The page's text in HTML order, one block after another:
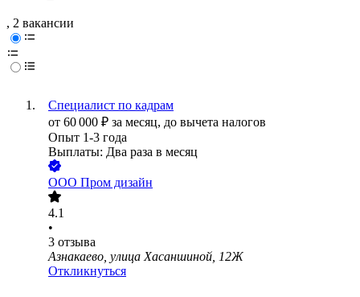
, 2 вакансии
Специалист по кадрам
от 60 000 ₽ за месяц, до вычета налогов
Опыт 1-3 года
Выплаты: Два раза в месяц
ООО Пром дизайн
4.1
•
3 отзыва
Азнакаево, улица Хасаншиной, 12Ж
Откликнуться